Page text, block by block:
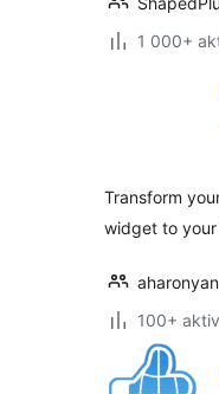
1 000+
Transform
widget to
aharonyan
100+